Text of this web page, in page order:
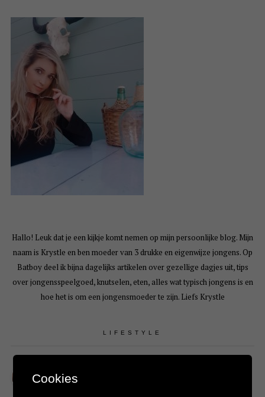
Hallo! Leuk dat je een kijkje komt nemen op mijn persoonlijke blog. Mijn
naam is Krystle en ben moeder van 3 drukke en eigenwijze jongens. Op
Batboy deel ik bijna dagelijks artikelen over gezellige dagjes uit, tips
over jongensspeelgoed, knutselen, eten, alles wat typisch jongens is en
hoe het is om een jongensmoeder te zijn. Liefs Krystle
LIFESTYLE
Cookies